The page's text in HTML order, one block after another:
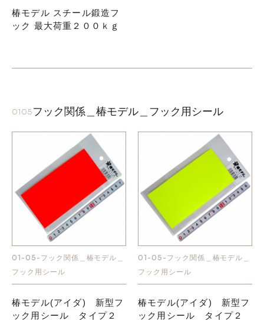
椿モデル スチール鍛造フ
ック 最大荷重２００ｋｇ
0105フック関係＿椿モデル＿フック用シール
01-05-フック関係＿椿モデル＿
フック用シール
椿モデル(アイダ) 新型フ
ック用シール タイプ２
01-05-フック関係＿椿モデル＿
フック用シール
椿モデル(アイダ) 新型フ
ック用シール タイプ２